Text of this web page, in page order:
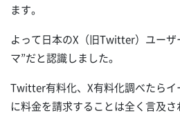
ます。
よって日本のX（旧Twitter）ユー
マ”だと認識しました。
Twitter有料化、X有料化調べたらイ
に料金を請求することは全く言及さ